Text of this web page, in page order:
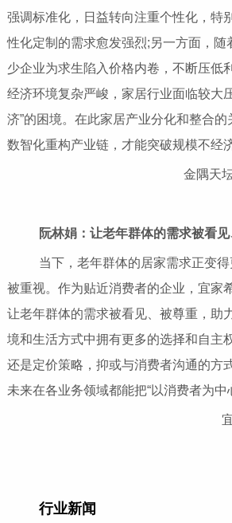
强调标准化，日益转向注重个性化，特
性化定制的需求愈发强烈;另一方面，随
少企业为求生陷入价格内卷，不断压低
经济环境复杂严峻，家居行业面临较大
济”的困境。在此家居产业分化和整合
数智化重构产业链，才能突破规模不经
金隅天坛
阮林娟：让老年群体的需求被看
当下，老年群体的居家需求正变得
被重视。作为贴近消费者的企业，宜家
让老年群体的需求被看见、被尊重，助
境和生活方式中拥有更多的选择和自主
还是定价策略，抑或与消费者沟通的方
未来在各业务领域都能把“以消费者为中
宜
行业新闻